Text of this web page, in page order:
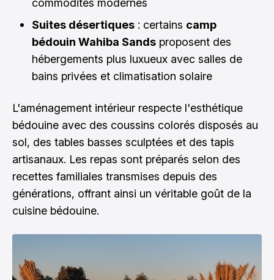
commodités modernes
Suites désertiques : certains camp
bédouin Wahiba Sands proposent des
hébergements plus luxueux avec salles de
bains privées et climatisation solaire
L'aménagement intérieur respecte l'esthétique
bédouine avec des coussins colorés disposés au
sol, des tables basses sculptées et des tapis
artisanaux. Les repas sont préparés selon des
recettes familiales transmises depuis des
générations, offrant ainsi un véritable goût de la
cuisine bédouine.